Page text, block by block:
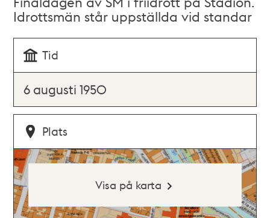
Idrottsmän står uppställda vid standar
Tid
6 augusti 1950
Plats
Visa på karta